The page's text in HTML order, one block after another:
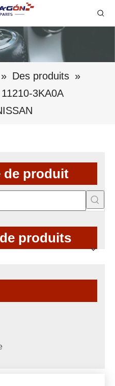
» Des produits »
11210-3KA0A
de produit
produits